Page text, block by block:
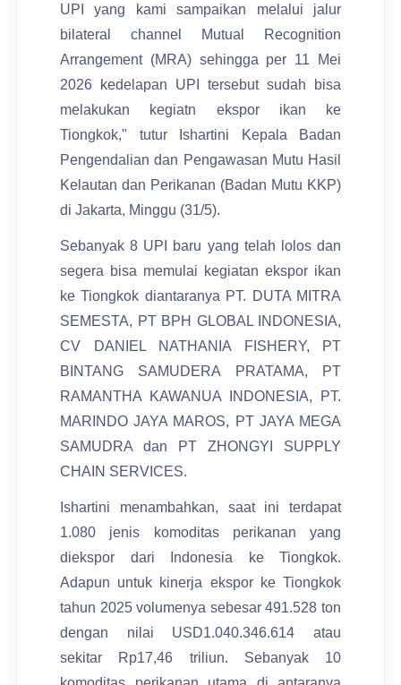
UPI yang kami sampaikan melalui jalur
bilateral channel Mutual Recognition
Arrangement (MRA) sehingga per 11 Mei
2026 kedelapan UPI tersebut sudah bisa
melakukan kegiatn ekspor ikan ke
Tiongkok," tutur Ishartini Kepala Badan
Pengendalian dan Pengawasan Mutu Hasil
Kelautan dan Perikanan (Badan Mutu KKP)
di Jakarta, Minggu (31/5).
Sebanyak 8 UPI baru yang telah lolos dan
segera bisa memulai kegiatan ekspor ikan
ke Tiongkok diantaranya PT. DUTA MITRA
SEMESTA, PT BPH GLOBAL INDONESIA,
CV DANIEL NATHANIA FISHERY, PT
BINTANG SAMUDERA PRATAMA, PT
RAMANTHA KAWANUA INDONESIA, PT.
MARINDO JAYA MAROS, PT JAYA MEGA
SAMUDRA dan PT ZHONGYI SUPPLY
CHAIN SERVICES.
Ishartini menambahkan, saat ini terdapat
1.080 jenis komoditas perikanan yang
diekspor dari Indonesia ke Tiongkok.
Adapun untuk kinerja ekspor ke Tiongkok
tahun 2025 volumenya sebesar 491.528 ton
dengan nilai USD1.040.346.614 atau
sekitar Rp17,46 triliun. Sebanyak 10